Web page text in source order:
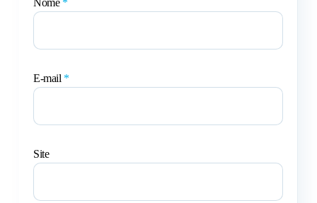
Nome *
E-mail *
Site